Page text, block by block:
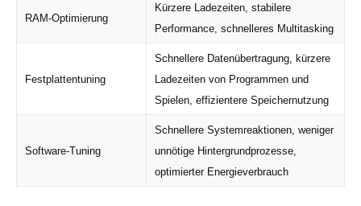
RAM-Optimierung
Kürzere Ladezeiten, stabilere
Performance, schnelleres Multitasking
Festplattentuning
Schnellere Datenübertragung, kürzere
Ladezeiten von Programmen und
Spielen, effizientere Speichernutzung
Software-Tuning
Schnellere Systemreaktionen, weniger
unnötige Hintergrundprozesse,
optimierter Energieverbrauch